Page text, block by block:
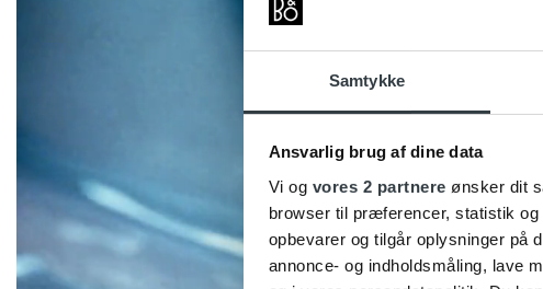
Samtykke
Ansvarlig brug af dine data
Vi og vores 2 partnere ønsker dit
browser til præferencer, statistik
opbevarer og tilgår oplysninger på
annonce- og indholdsmåling, lave